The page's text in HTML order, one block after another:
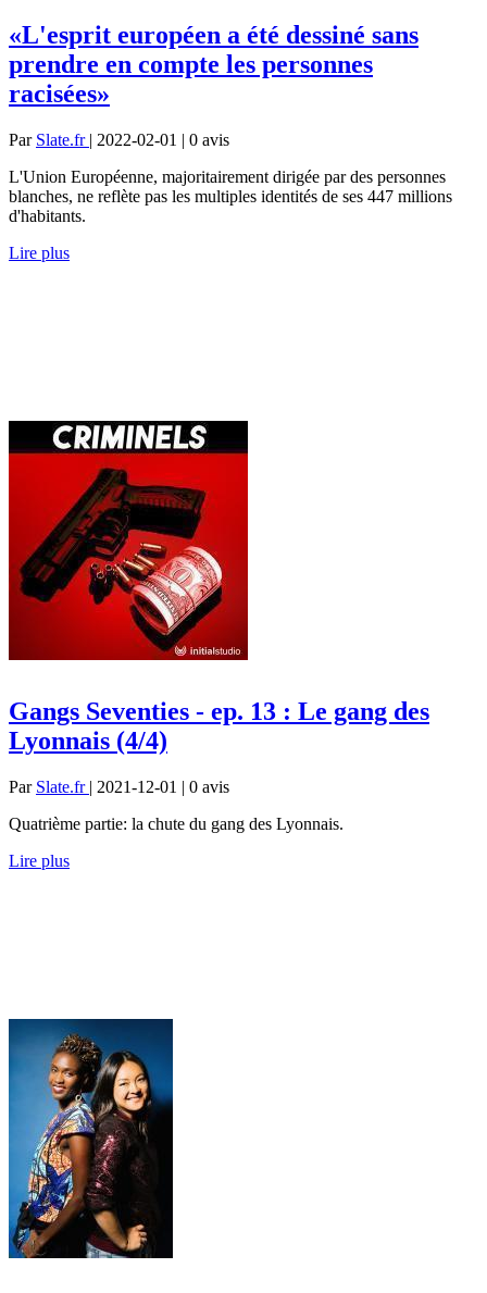
«L'esprit européen a été dessiné sans
prendre en compte les personnes
racisées»
Par Slate.fr | 2022-02-01 | 0 avis
L'Union Européenne, majoritairement dirigée par des personnes
blanches, ne reflète pas les multiples identités de ses 447 millions
d'habitants.
Lire plus
Gangs Seventies - ep. 13 : Le gang des
Lyonnais (4/4)
Par Slate.fr | 2021-12-01 | 0 avis
Quatrième partie: la chute du gang des Lyonnais.
Lire plus